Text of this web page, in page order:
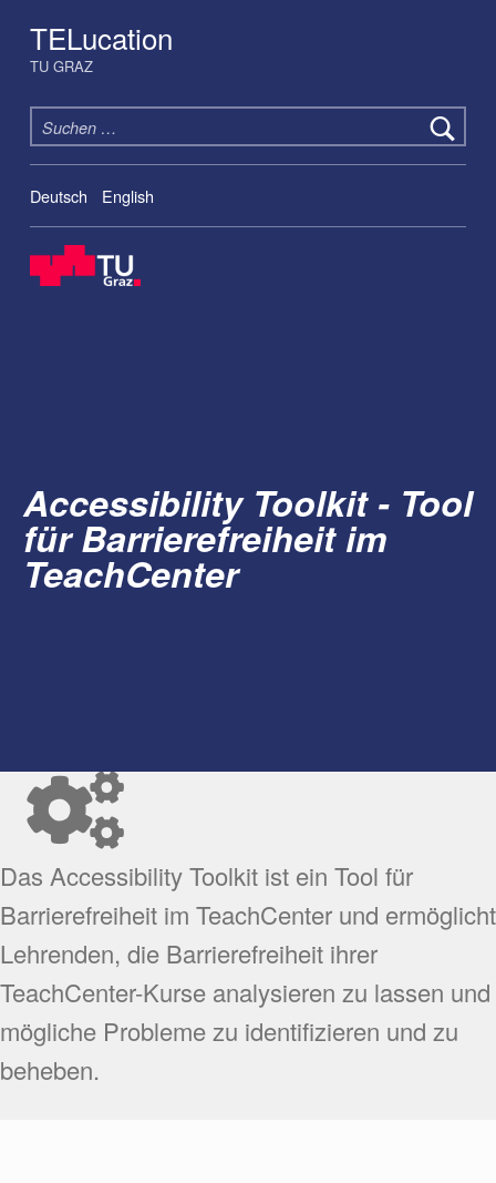
TELucation
TU GRAZ
Suchen nach:
Deutsch English
Accessibility Toolkit - Tool
für Barrierefreiheit im
TeachCenter
Das Accessibility Toolkit ist ein Tool für
Barrierefreiheit im TeachCenter und ermöglicht
Lehrenden, die Barrierefreiheit ihrer
TeachCenter-Kurse analysieren zu lassen und
mögliche Probleme zu identifizieren und zu
beheben.